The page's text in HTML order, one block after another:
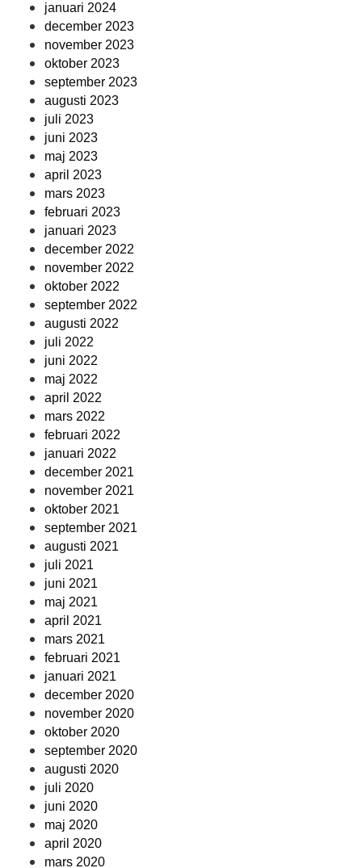
januari 2024
december 2023
november 2023
oktober 2023
september 2023
augusti 2023
juli 2023
juni 2023
maj 2023
april 2023
mars 2023
februari 2023
januari 2023
december 2022
november 2022
oktober 2022
september 2022
augusti 2022
juli 2022
juni 2022
maj 2022
april 2022
mars 2022
februari 2022
januari 2022
december 2021
november 2021
oktober 2021
september 2021
augusti 2021
juli 2021
juni 2021
maj 2021
april 2021
mars 2021
februari 2021
januari 2021
december 2020
november 2020
oktober 2020
september 2020
augusti 2020
juli 2020
juni 2020
maj 2020
april 2020
mars 2020